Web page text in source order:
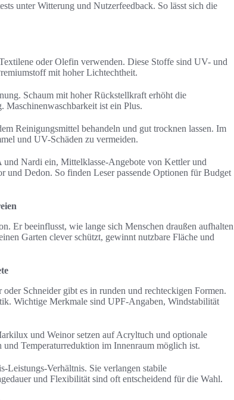
unter Witterung und Nutzerfeedback. So lässt sich die
oder Olefin verwenden. Diese Stoffe sind UV- und
mit hoher Lichtechtheit.
Schaum mit hoher Rückstellkraft erhöht die
Maschinenwaschbarkeit ist ein Plus.
Reinigungsmittel behandeln und gut trocknen lassen. Im
und UV-Schäden zu vermeiden.
Nardi ein, Mittelklasse-Angebote von Kettler und
Dedon. So finden Leser passende Optionen für Budget
Er beeinflusst, wie lange sich Menschen draußen aufhalten
Garten clever schützt, gewinnt nutzbare Fläche und
Schneider gibt es in runden und rechteckigen Formen.
Wichtige Merkmale sind UPF-Angaben, Windstabilität
und Weinor setzen auf Acryltuch und optionale
Temperaturreduktion im Innenraum möglich ist.
Leistungs-Verhältnis. Sie verlangen stabile
und Flexibilität sind oft entscheidend für die Wahl.